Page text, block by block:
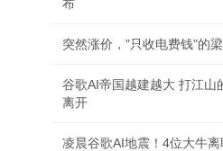
布
突然涨价，"只收电费钱"的
谷歌AI帝国越建越大 打江山
离开
凌晨谷歌AI地震！4位大牛